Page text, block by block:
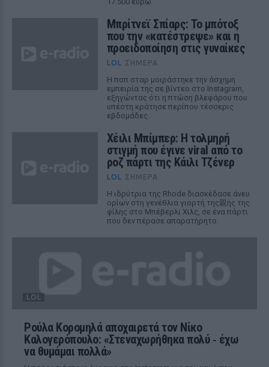
Μπρίτνεϊ Σπίαρς: Το μπότοξ
που την «κατέστρεψε» και η
προειδοποίηση στις γυναίκες
LOL ΣΉΜΕΡΑ
Η ποπ σταρ μοιράστηκε την άσχημη
εμπειρία της σε βίντεο στο Instagram,
εξηγώντας ότι η πτώση βλεφάρου που
υπέστη κράτησε περίπου τέσσερις
εβδομάδες.
Χέιλι Μπίμπερ: Η τολμηρή
στιγμή που έγινε viral από το
ροζ πάρτι της Κάιλι Τζένερ
LOL ΣΉΜΕΡΑ
Η ιδρύτρια της Rhode διασκέδασε άνευ
ορίων στη γενέθλια γιορτή της親ής της
φίλης στο Μπέβερλι Χιλς, σε ένα πάρτι
που δεν πέρασε απαρατήρητο.
LOL
Ρούλα Κορομηλά αποχαιρετά τον Νίκο
Καλογερόπουλο: «Στεναχωρήθηκα πολύ ‑ έχω
να θυμάμαι πολλά»